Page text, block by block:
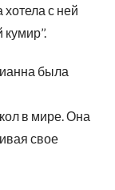
с ней
была
в мире. Она
свое